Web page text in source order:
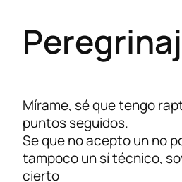
Mírame, sé que tengo
puntos seguidos.
Se que no acepto un no
tampoco un sí técnico,
cierto